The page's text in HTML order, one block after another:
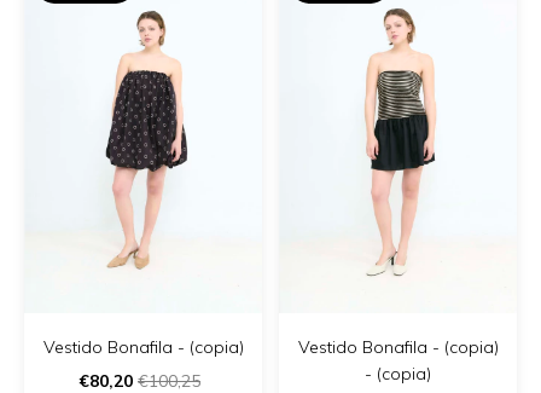
Vestido Bonafila - (copia)
€80,20 €100,25
Vestido Bonafila - (copia)
- (copia)